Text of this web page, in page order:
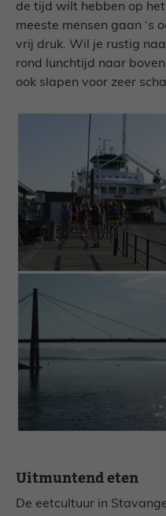
de tijd wilt hebben op
meeste mensen gaan ‘s
vrij druk. Wil je rustig
rond lunchtijd naar
ook slapen voor zeer
Uitmuntend eten
De eetcultuur in